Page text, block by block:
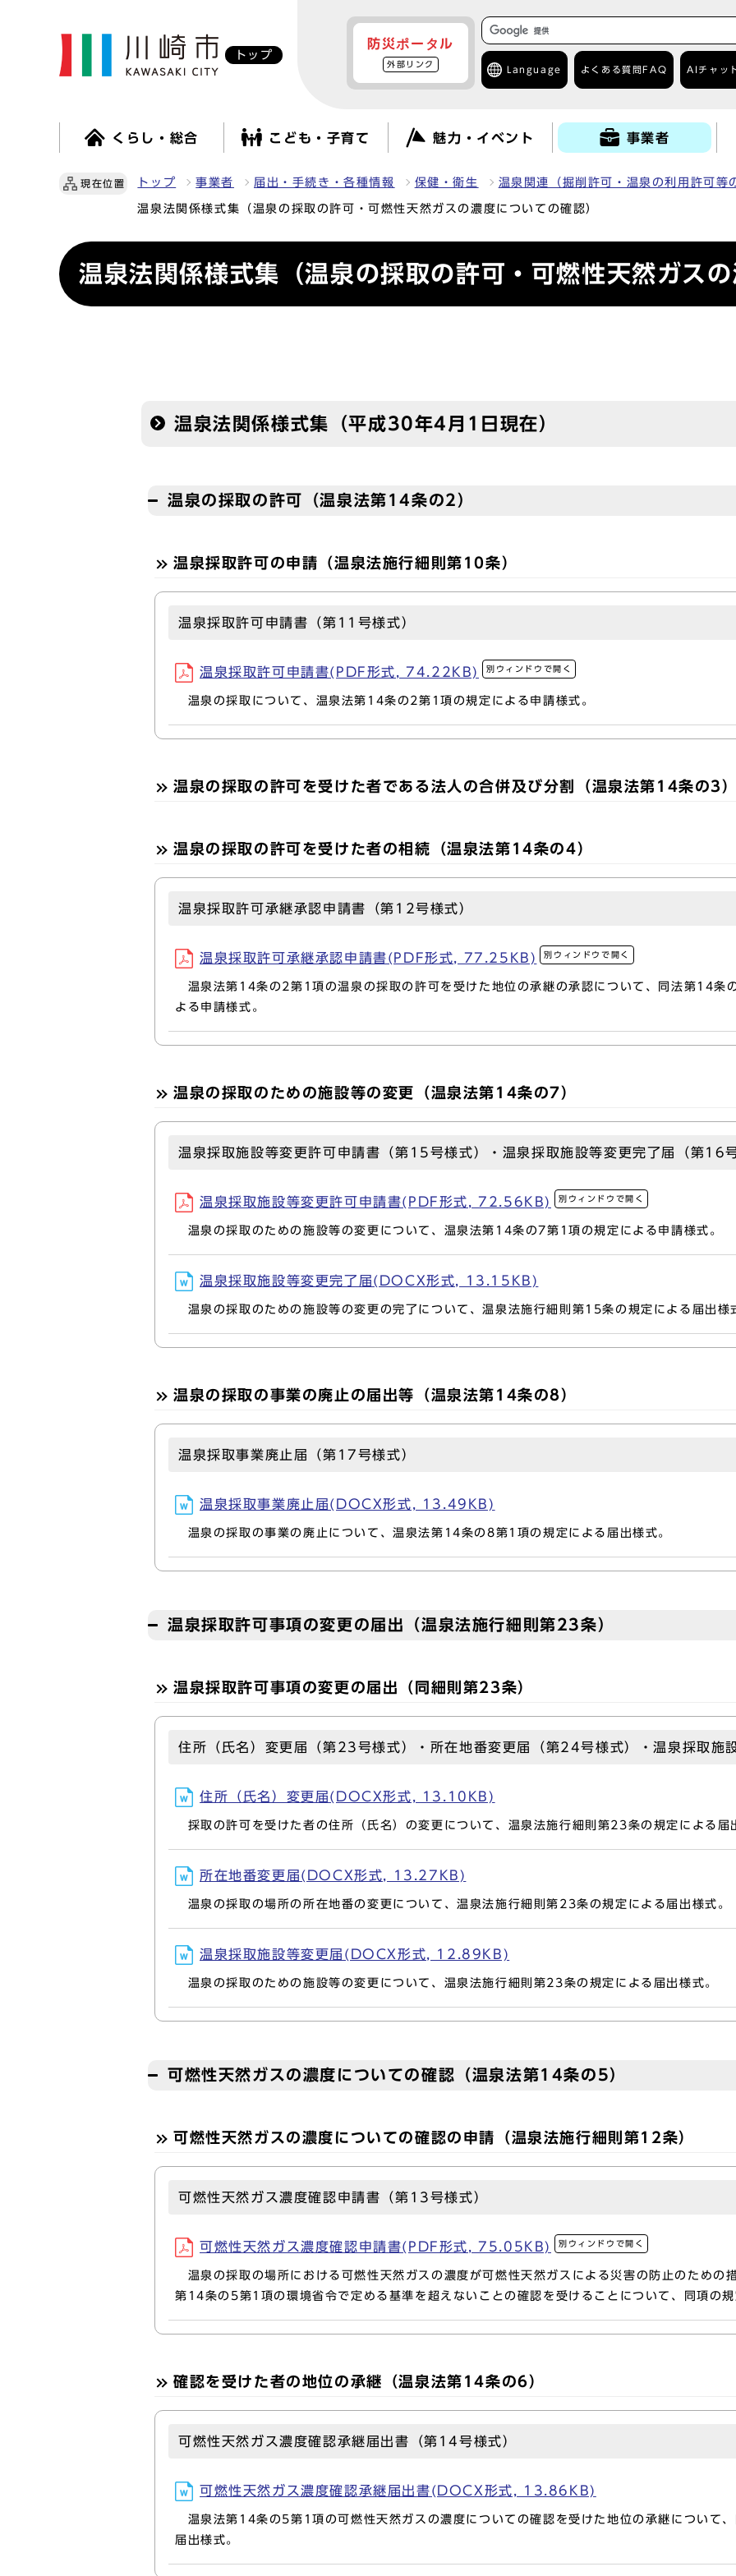
トップ
防災ポータル
外部リンク
Language よくある質問 FAQ AIチャッ
くらし・総合 こども・子育て 魅力・イベント 事業者
現在位置 トップ 事業者 届出・手続き・各種情報 保健・衛生 温泉関連（掘削許可・温泉の利用許可等
温泉法関係様式集（温泉の採取の許可・可燃性天然ガスの濃度についての確認）
温泉法関係様式集（温泉の採取の許可・可燃性天然ガスの
温泉法関係様式集（平成30年4月1日現在）
温泉の採取の許可（温泉法第14条の2）
温泉採取許可の申請（温泉法施行細則第10条）
温泉採取許可申請書（第11号様式）
温泉採取許可申請書(PDF形式, 74.22KB) 別ウィンドウで開く
温泉の採取について、温泉法第14条の2第1項の規定による申請様式。
温泉の採取の許可を受けた者である法人の合併及び分割（温泉法第14条の3）
温泉の採取の許可を受けた者の相続（温泉法第14条の4）
温泉採取許可承継承認申請書（第12号様式）
温泉採取許可承継承認申請書(PDF形式, 77.25KB) 別ウィンドウで開く
温泉法第14条の2第1項の温泉の採取の許可を受けた地位の承継の承認について、同法第14条
よる申請様式。
温泉の採取のための施設等の変更（温泉法第14条の7）
温泉採取施設等変更許可申請書（第15号様式）・温泉採取施設等変更完了届（第16
温泉採取施設等変更許可申請書(PDF形式, 72.56KB) 別ウィンドウで開く
温泉の採取のための施設等の変更について、温泉法第14条の7第1項の規定による申請様式。
温泉採取施設等変更完了届(DOCX形式, 13.15KB)
温泉の採取のための施設等の変更の完了について、温泉法施行細則第15条の規定による届出様
温泉の採取の事業の廃止の届出等（温泉法第14条の8）
温泉採取事業廃止届（第17号様式）
温泉採取事業廃止届(DOCX形式, 13.49KB)
温泉の採取の事業の廃止について、温泉法第14条の8第1項の規定による届出様式。
温泉採取許可事項の変更の届出（温泉法施行細則第23条）
温泉採取許可事項の変更の届出（同細則第23条）
住所（氏名）変更届（第23号様式）・所在地番変更届（第24号様式）・温泉採取施
住所（氏名）変更届(DOCX形式, 13.10KB)
採取の許可を受けた者の住所（氏名）の変更について、温泉法施行細則第23条の規定による届
所在地番変更届(DOCX形式, 13.27KB)
温泉の採取の場所の所在地番の変更について、温泉法施行細則第23条の規定による届出様式。
温泉採取施設等変更届(DOCX形式, 12.89KB)
温泉の採取のための施設等の変更について、温泉法施行細則第23条の規定による届出様式。
可燃性天然ガスの濃度についての確認（温泉法第14条の5）
可燃性天然ガスの濃度についての確認の申請（温泉法施行細則第12条）
可燃性天然ガス濃度確認申請書（第13号様式）
可燃性天然ガス濃度確認申請書(PDF形式, 75.05KB) 別ウィンドウで開く
温泉の採取の場所における可燃性天然ガスの濃度が可燃性天然ガスによる災害の防止のための
第14条の5第1項の環境省令で定める基準を超えないことの確認を受けることについて、同項の規
確認を受けた者の地位の承継（温泉法第14条の6）
可燃性天然ガス濃度確認承継届出書（第14号様式）
可燃性天然ガス濃度確認承継届出書(DOCX形式, 13.86KB)
温泉法第14条の5第1項の可燃性天然ガスの濃度についての確認を受けた地位の承継について
届出様式。